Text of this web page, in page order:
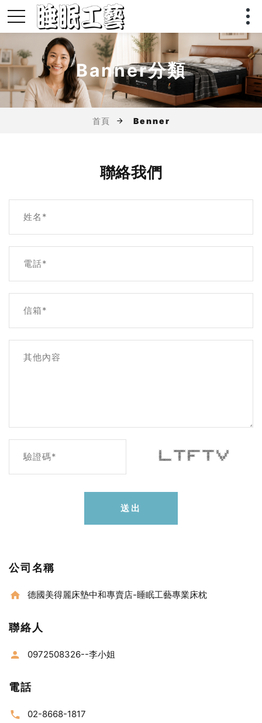
Banner分類
首頁 Benner
聯絡我們
姓名*
電話*
信箱*
其他內容
* ******* ******* ******* * *
* * * * * *
* * * * * *
* * **** * * *
* * * * * *
* * * * * *
******* * * * *
驗證碼*
送出
公司名稱
德國美得麗床墊中和專賣店-睡眠工藝專業床枕
聯絡人
0972508326--李小姐
電話
02-8668-1817